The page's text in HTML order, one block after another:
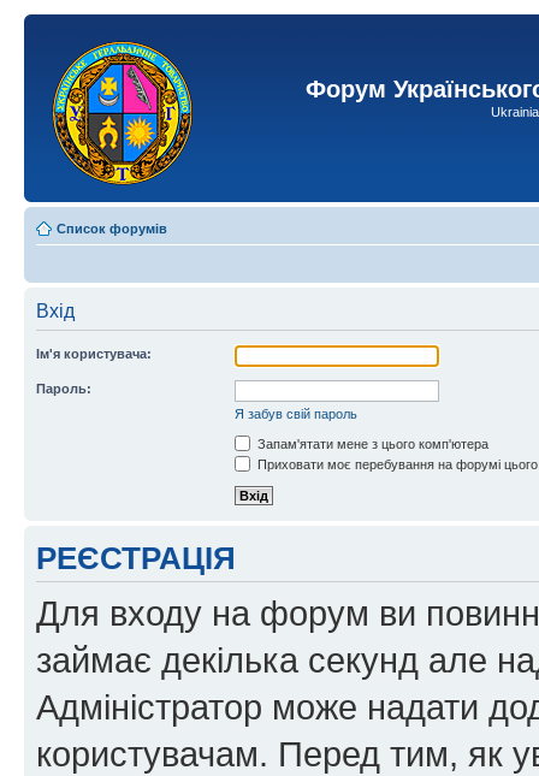
Форум
Список форумів
Вхід
Ім'я користувача:
Пароль:
Я забув свій пароль
Запам'ятати мене з цього комп'ютера
Приховати моє перебування на форумі
РЕЄСТРАЦІЯ
Для входу на форум ви
займає декілька секунд але
Адміністратор може надати
користувачам. Перед тим, як